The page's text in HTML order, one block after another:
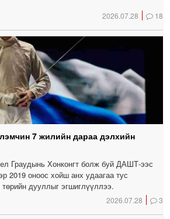
2026.07.28 18
7 жилийн дараа дэлхийн
Граудынь Хонконгт болж буй ДАШТ-ээс
2019 оноос хойш анх удаагаа тус
дууллыг эгшиглүүллээ.
2026.07.28 3